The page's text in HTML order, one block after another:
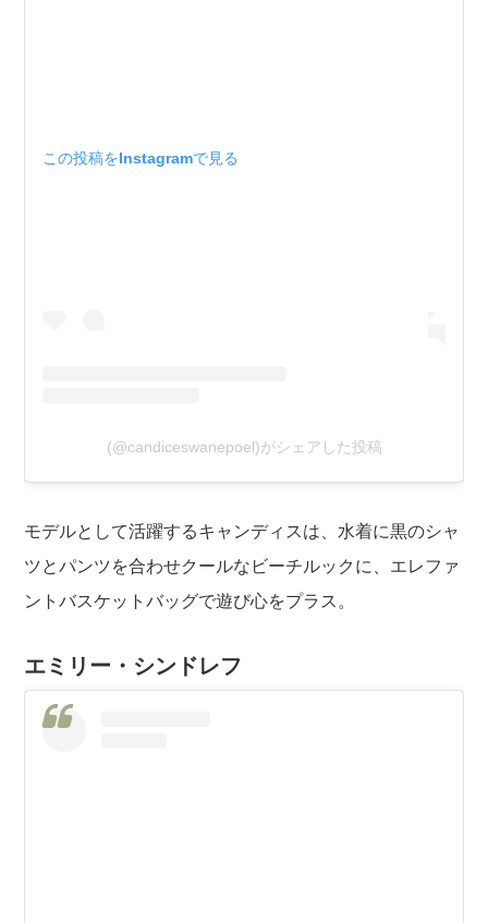
この投稿をInstagramで見る
(@candiceswanepoel)がシェアした投稿
モデルとして活躍するキャンディスは、水着に黒のシャ
ツとパンツを合わせクールなビーチルックに、エレファ
ントバスケットバッグで遊び心をプラス。
エミリー・シンドレフ